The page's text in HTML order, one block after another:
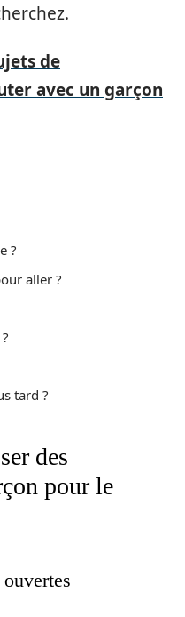
de
avec un garçon
?
aller ?
tard ?
des
pour le